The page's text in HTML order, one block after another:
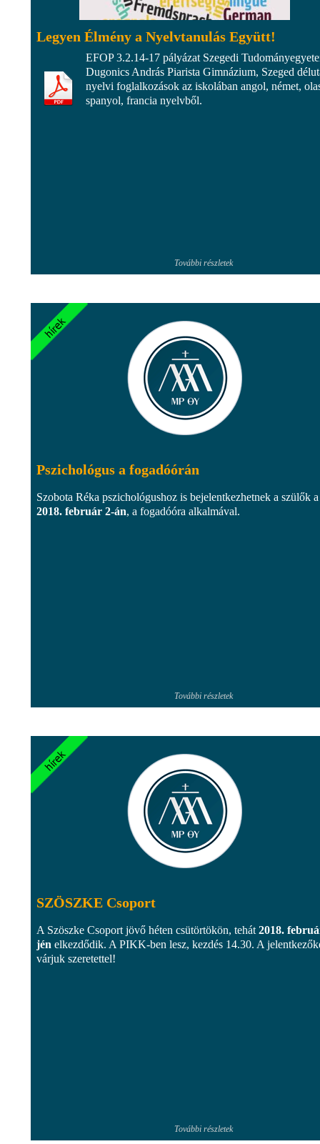
Legyen Élmény a Nyelvtanulás Együtt!
EFOP 3.2.14-17 pályázat Szegedi
Dugonics András Piarista Gimnázium, Szeged
nyelvi foglalkozások az iskolában angol, német,
spanyol, francia nyelvből.
További részletek
Pszichológus a fogadóórán
Szobota Réka pszichológushoz is bejelentkezhetnek a szülők a
2018. február 2-án, a fogadóóra alkalmával.
További részletek
SZÖSZKE Csoport
A Szöszke Csoport jövő héten csütörtökön, tehát 2018.
jén elkezdődik. A PIKK-ben lesz, kezdés 14.30. A
várjuk szeretettel!
További részletek